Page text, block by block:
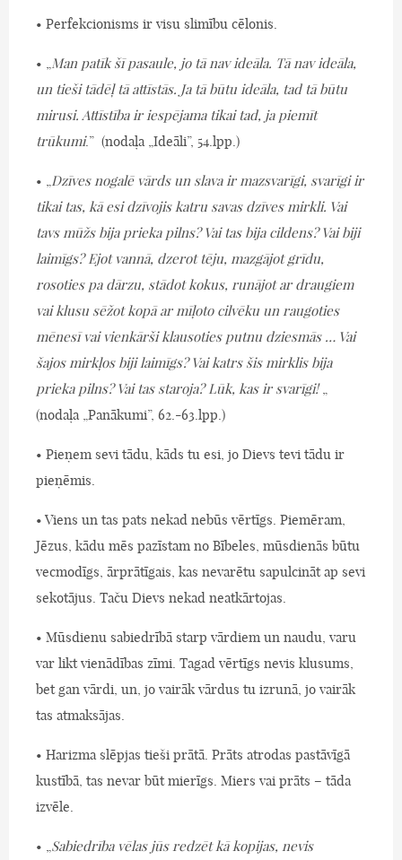
• Perfekcionisms ir visu slimību cēlonis.
• „
Man patīk šī pasaule, jo tā nav ideāla. Tā nav ideāla,
un tieši tādēļ tā attīstās. Ja tā būtu ideāla, tad tā būtu
mirusi. Attīstība ir iespējama tikai tad, ja piemīt
trūkumi.” (nodaļa „Ideāli”, 54.lpp.)
• „
Dzīves nogalē vārds un slava ir mazsvarīgi, svarīgi ir
tikai tas, kā esi dzīvojis katru savas dzīves mirkli. Vai
tavs mūžs bija prieka pilns? Vai tas bija cildens? Vai biji
laimīgs? Ejot vannā, dzerot tēju, mazgājot grīdu,
rosoties pa dārzu, stādot kokus, runājot ar draugiem
vai klusu sēžot kopā ar mīļoto cilvēku un raugoties
mēnesī vai vienkārši klausoties putnu dziesmās … Vai
šajos mirkļos biji laimīgs? Vai katrs šis mirklis bija
prieka pilns? Vai tas staroja? Lūk, kas ir svarīgi!
(nodaļa „Panākumi”, 62.-63.lpp.)
• Pieņem sevi tādu, kāds tu esi, jo Dievs tevi tādu ir
pieņēmis.
• Viens un tas pats nekad nebūs vērtīgs. Piemēram,
Jēzus, kādu mēs pazīstam no Bībeles, mūsdienās būtu
vecmodīgs, ārprātīgais, kas nevarētu sapulcināt ap sevi
sekotājus. Taču Dievs nekad neatkārtojas.
• Mūsdienu sabiedrībā starp vārdiem un naudu, varu
var likt vienādības zīmi. Tagad vērtīgs nevis klusums,
bet gan vārdi, un, jo vairāk vārdus tu izrunā, jo vairāk
tas atmaksājas.
• Harizma slēpjas tieši prātā. Prāts atrodas pastāvīgā
kustībā, tas nevar būt mierīgs. Miers vai prāts – tāda
izvēle.
• „ Sabiedrība vēlas jūs redzēt kā kopijas, nevis